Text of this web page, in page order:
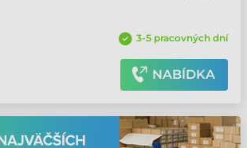
3-5 pracovných dní
NABÍDKA